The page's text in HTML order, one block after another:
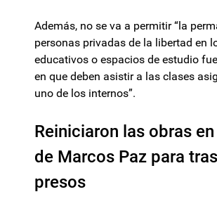
Además, no se va a permitir “la
personas privadas de la libertad en
educativos o espacios de estudio
en que deben asistir a las clases
uno de los internos”.
Reiniciaron las obras en
de Marcos Paz para
presos